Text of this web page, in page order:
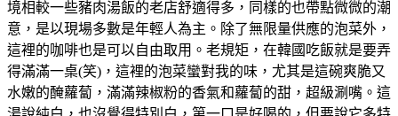
境相較一些豬肉湯飯的老店舒適得多，同樣的也帶點微微的潮
意，是以現場多數是年輕人為主。除了無限量供應的泡菜外，
這裡的咖啡也是可以自由取用。老規矩，在韓國吃飯就是要弄
得滿滿一桌(笑)，這裡的泡菜蠻對我的味，尤其是這碗爽脆又
水嫩的醃蘿蔔，滿滿辣椒粉的香氣和蘿蔔的甜，超級涮嘴。這